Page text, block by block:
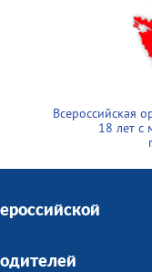
Всероссийская
18 лет